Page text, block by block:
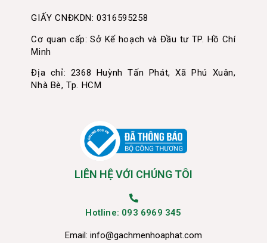
GIẤY CNĐKDN: 0316595258
Cơ quan cấp: Sở Kế hoạch và Đầu tư TP. Hồ Chí
Minh
Địa chỉ: 2368 Huỳnh Tấn Phát, Xã Phú Xuân,
Nhà Bè, Tp. HCM
LIÊN HỆ VỚI CHÚNG TÔI
Hotline: 093 6969 345
Email: info@gachmenhoaphat.com